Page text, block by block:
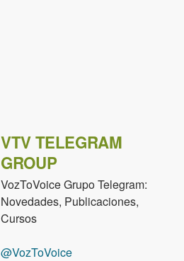
VTV TELEGRAM
GROUP
VozToVoice Grupo Telegram:
Novedades, Publicaciones,
Cursos
@VozToVoice